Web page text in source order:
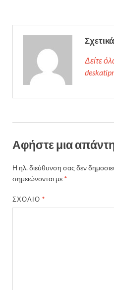
Δείτε
Αφήστε μια
Η ηλ. διεύθυνση σας δεν
σημειώνονται με *
ΣΧΌΛΙΟ*